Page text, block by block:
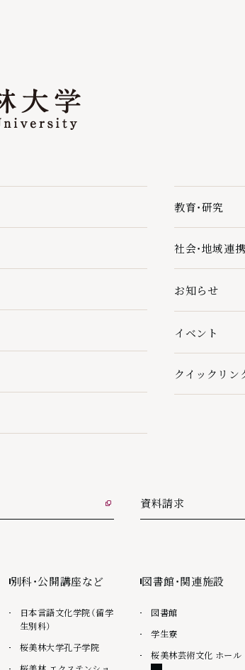
ージ一覧を開く
ページ一覧を開く
を開く
一覧を開く
ージ一覧を開く
一覧を開く
教育・研究
教育・研究の
社会・地域連携
社会・地域連
お知らせ
イベント
クイックリン
クイックリン
資料請求
別科・公開講座など
日本言語文化学院（留学
生別科）
桜美林大学孔子学院
図書館・関連施設
図書館
学生寮
桜美林芸術文化 ホール